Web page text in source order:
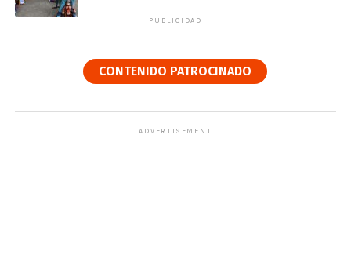
PUBLICIDAD
CONTENIDO PATROCINADO
ADVERTISEMENT